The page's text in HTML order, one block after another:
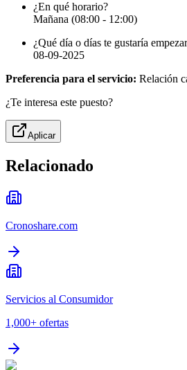
¿En qué horario?
Mañana (08:00 - 12:00)
¿Qué día o días te gustaría
08-09-2025
Preferencia para el servicio: Relación
¿Te interesa este puesto?
Aplicar
Relacionado
Cronoshare.com
Servicios al Consumidor
1,000+ ofertas